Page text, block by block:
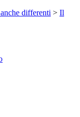
differenti > Il